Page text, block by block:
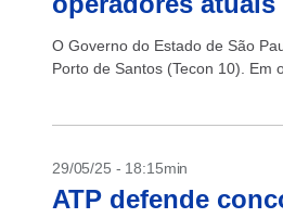
O Governo do Estado de São
Porto de Santos (Tecon 10). Em
29/05/25 - 18:15min
ATP defende